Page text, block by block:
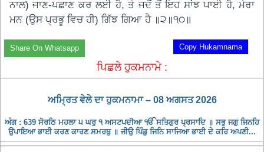
ਨਾਲ) ਜਾਣ-ਪਛਾਣ ਕਰ ਲਈ ਹੈ, ਤੇ ਜਦੋਂ ਤੋਂ ਇਹ ਸਾਂਝ ਪਾਈ ਹੈ, ਮੇਰਾ
ਮਨ (ਉਸ ਪ੍ਰਭੂ ਵਿਚ ਹੀ) ਗਿੱਝ ਗਿਆ ਹੈ ॥੨॥੧੦॥
Copy Hukamnama
Share On Whatsapp
ਪਿਛਲੇ ਹੁਕਮਨਾਮੇ :
ਅਮ੍ਰਿਤ ਵੇਲੇ ਦਾ ਹੁਕਮਨਾਮਾ – 08 ਅਗਸਤ 2026
ਅੰਗ : 639 ਸੋਰਠਿ ਮਹਲਾ ੫ ਘਰੁ ੧ ਅਸਟਪਦੀਆ ੴ ਸਤਿਗੁਰ ਪ੍ਰਸਾਦਿ ॥ ਸਭੁ ਜਗੁ ਜਿਨਹਿ
ਉਪਾਇਆ ਭਾਈ ਕਰਣ ਕਾਰਣ ਸਮਰਥੁ ॥ ਜੀਉ ਪਿੰਡੁ ਜਿਨਿ ਸਾਜਿਆ ਭਾਈ ਦੇ ਕਰਿ ਅਪਣੀ...